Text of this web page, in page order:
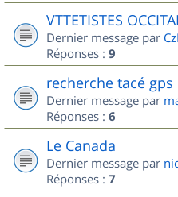
VTTETISTES
Dernier message par
Réponses : 9
recherche tacé gps
Dernier message par
Réponses : 6
Le Canada
Dernier message par
Réponses : 7